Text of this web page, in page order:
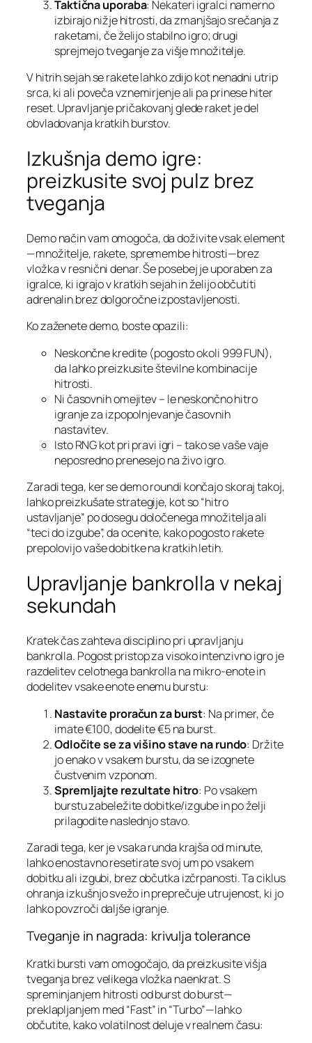
Taktična uporaba: Nekateri igralci namerno
izbirajo nižje hitrosti, da zmanjšajo srečanja z
raketami, če želijo stabilno igro; drugi
sprejmejo tveganje za višje množitelje.
V hitrih sejah se rakete lahko zdijo kot nenadni utrip
srca, ki ali poveča vznemirjenje ali pa prinese hiter
reset. Upravljanje pričakovanj glede raket je del
obvladovanja kratkih burstov.
Izkušnja demo igre:
preizkusite svoj pulz brez
tveganja
Demo način vam omogoča, da doživite vsak element
—množitelje, rakete, spremembe hitrosti—brez
vložka v resnični denar. Še posebej je uporaben za
igralce, ki igrajo v kratkih sejah in želijo občutiti
adrenalin brez dolgoročne izpostavljenosti.
Ko zaženete demo, boste opazili:
Neskončne kredite (pogosto okoli 999 FUN),
da lahko preizkusite številne kombinacije
hitrosti.
Ni časovnih omejitev – le neskončno hitro
igranje za izpopolnjevanje časovnih
nastavitev.
Isto RNG kot pri pravi igri – tako se vaše vaje
neposredno prenesejo na živo igro.
Zaradi tega, ker se demo roundi končajo skoraj takoj,
lahko preizkušate strategije, kot so “hitro
ustavljanje” po dosegu določenega množitelja ali
“teci do izgube”, da ocenite, kako pogosto rakete
prepolovijo vaše dobitke na kratkih letih.
Upravljanje bankrolla v nekaj
sekundah
Kratek čas zahteva disciplino pri upravljanju
bankrolla. Pogost pristop za visoko intenzivno igro je
razdelitev celotnega bankrolla na mikro‑enote in
dodelitev vsake enote enemu burstu:
Nastavite proračun za burst: Na primer, če
imate €100, dodelite €5 na burst.
Odločite se za višino stave na rundo: Držite
jo enako v vsakem burstu, da se izognete
čustvenim vzponom.
Spremljajte rezultate hitro: Po vsakem
burstu zabeležite dobitke/izgube in po želji
prilagodite naslednjo stavo.
Zaradi tega, ker je vsaka runda krajša od minute,
lahko enostavno resetirate svoj um po vsakem
dobitku ali izgubi, brez občutka izčrpanosti. Ta ciklus
ohranja izkušnjo svežo in preprečuje utrujenost, ki jo
lahko povzroči daljše igranje.
Tveganje in nagrada: krivulja tolerance
Kratki bursti vam omogočajo, da preizkusite višja
tveganja brez velikega vložka naenkrat. S
spreminjanjem hitrosti od burst do burst—
preklapljanjem med “Fast” in “Turbo”—lahko
občutite, kako volatilnost deluje v realnem času: